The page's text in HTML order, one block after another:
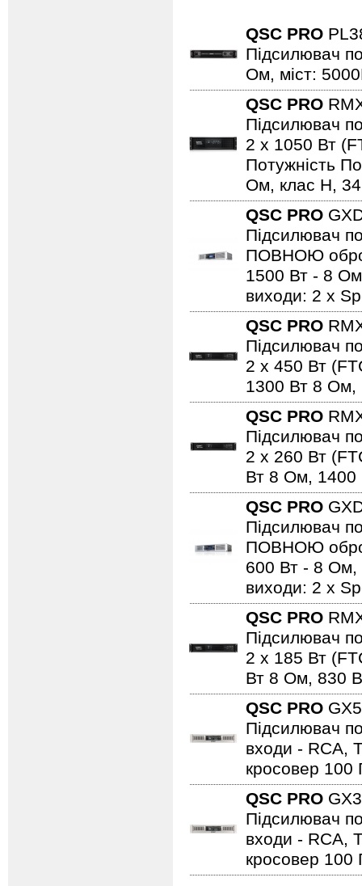
QSC PRO
Підсилювач
Ом, міст:
QSC PRO
Підсилювач
2 х 1050 Вт
Потужність
Ом, клас H,
QSC PRO
Підсилювач
ПОВНОЮ
1500 Вт - 8
виходи: 2 х
QSC PRO
Підсилювач
2 х 450 Вт
1300 Вт 8 Ом,
QSC PRO
Підсилювач
2 х 260 Вт
Вт 8 Ом, 1400
QSC PRO
Підсилювач
ПОВНОЮ
600 Вт - 8 Ом,
виходи: 2 х
QSC PRO
Підсилювач
2 х 185 Вт
Вт 8 Ом, 830
QSC PRO
Підсилювач
входи - RCA,
кросовер 100
QSC PRO
Підсилювач
входи - RCA,
кросовер 100